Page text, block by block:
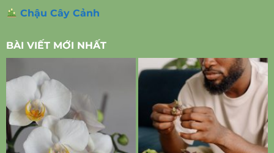
Chậu Cây Cảnh
BÀI VIẾT MỚI NHẤT